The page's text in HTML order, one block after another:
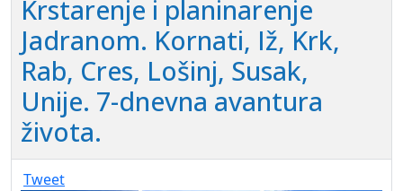
Krstarenje i planinarenje
Jadranom. Kornati, Iž, Krk,
Rab, Cres, Lošinj, Susak,
Unije. 7-dnevna avantura
života.
Tweet